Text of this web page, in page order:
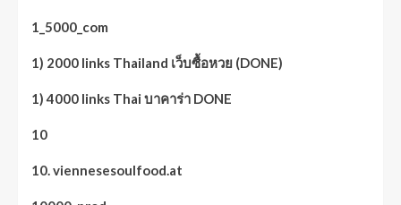
1_5000_com
1) 2000 links Thailand เว็บซื้อหวย (DONE)
1) 4000 links Thai บาคาร่า DONE
10
10. viennesesoulfood.at